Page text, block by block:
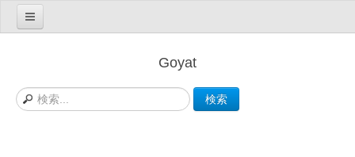
Goyat
検索
ビジネスの問題解決